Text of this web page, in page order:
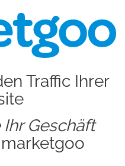
Traffic Ihrer
Geschäft